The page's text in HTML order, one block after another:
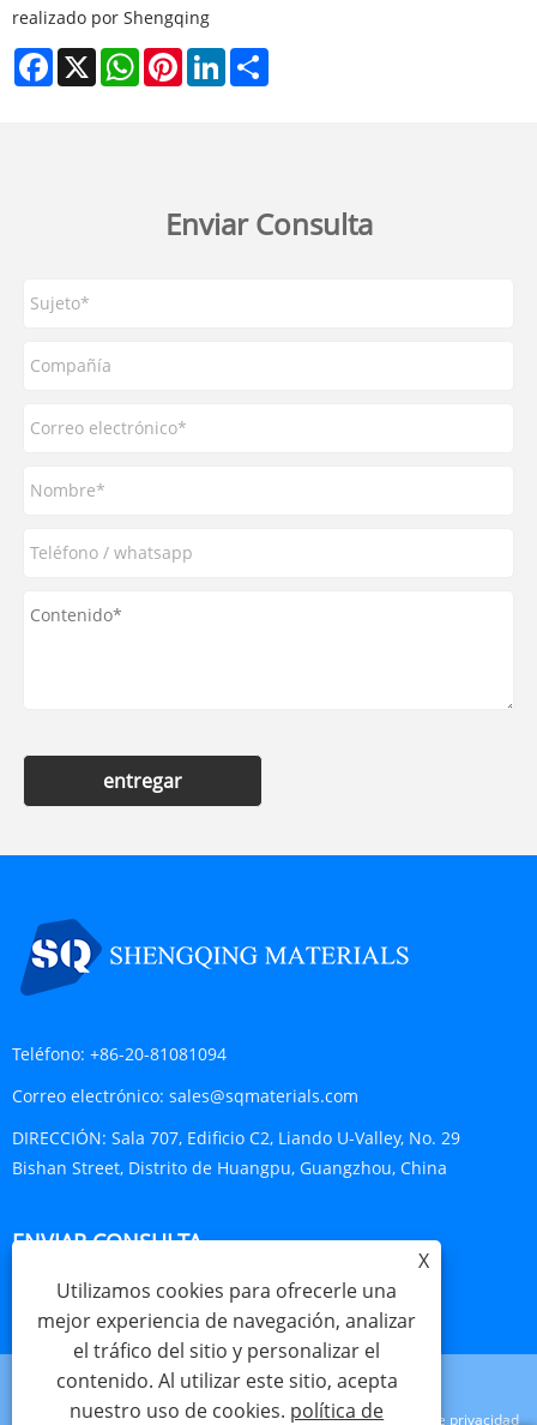
realizado por Shengqing
Facebook
X WhatsAppPinterestLinkedIn
Enviar Consulta
entregar
Teléfono: +86-20-81081094
Correo electrónico: sales@sqmaterials.com
DIRECCIÓN: Sala 707, Edificio C2, Liando U-Valley, No. 29
Bishan Street, Distrito de Huangpu, Guangzhou, China
ENVIAR CONSULTA
CONSULTA AHORA
Links Sitemap RSS XML política de privacidad
X
Utilizamos cookies para ofrecerle una
mejor experiencia de navegación, analizar
el tráfico del sitio y personalizar el
contenido. Al utilizar este sitio, acepta
nuestro uso de cookies. política de